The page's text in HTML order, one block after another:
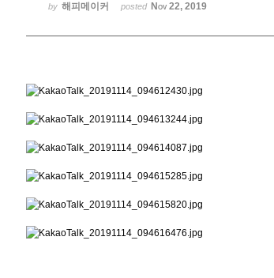
by 해피메이커 posted Nov 22, 2019
북5